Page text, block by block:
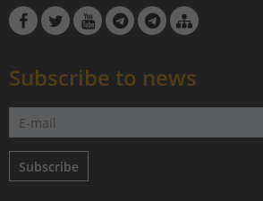
Subscribe to news
Subscribe